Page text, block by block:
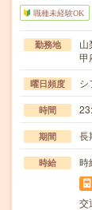
職種未経験OK
勤務地
山
甲
曜日頻度 シ
時間
期間 長
時給 時
交